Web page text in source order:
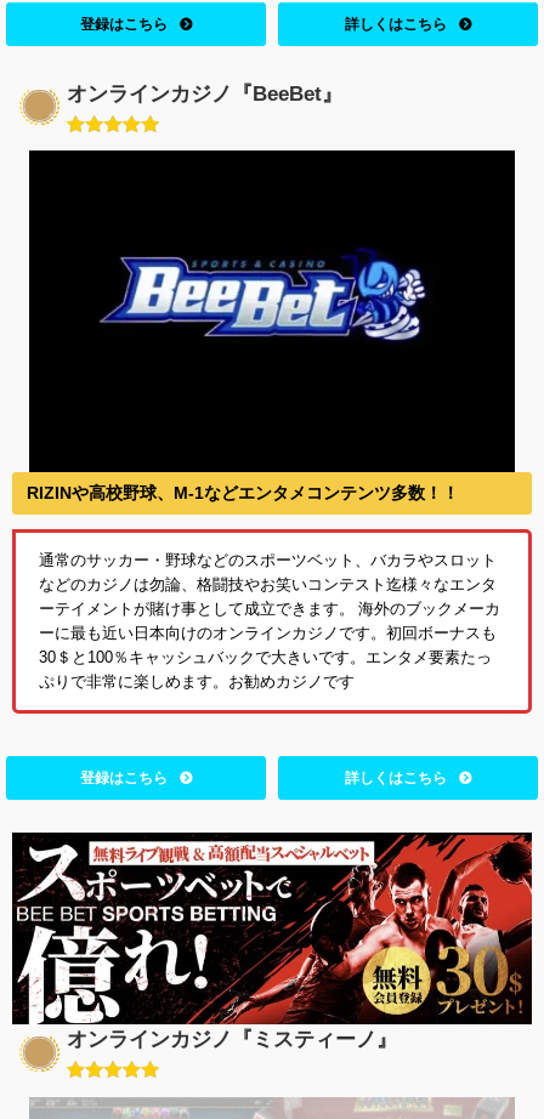
登録はこちら 詳しくはこちら
オンラインカジノ『BeeBet』
RIZINや高校野球、M-1などエンタメコンテンツ多数！！
通常のサッカー・野球などのスポーツベット、バカラやスロット
などのカジノは勿論、格闘技やお笑いコンテスト迄様々なエンタ
ーテイメントが賭け事として成立できます。 海外のブックメーカ
ーに最も近い日本向けのオンラインカジノです。初回ボーナスも
30＄と100％キャッシュバックで大きいです。エンタメ要素たっ
ぷりで非常に楽しめます。お勧めカジノです
登録はこちら 詳しくはこちら
オンラインカジノ『ミスティーノ』